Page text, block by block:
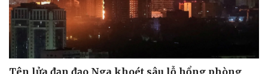
Tên lửa đạn đạo Nga khoét sâu lỗ hổng phòng